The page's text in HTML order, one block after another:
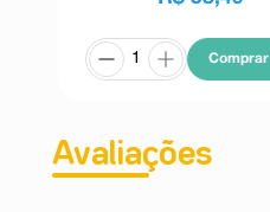
Comprar
Avaliações